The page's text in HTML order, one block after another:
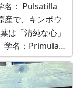
産で、キンポウ
は「清純な心」
産で、サクラソ
花言葉は